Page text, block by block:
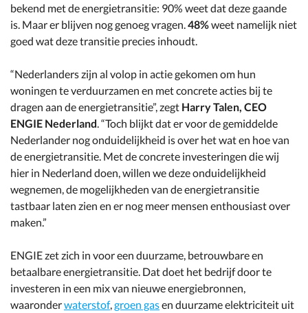
bekend met de energietransitie: 90% weet dat deze gaande
is. Maar er blijven nog genoeg vragen. 48%weet namelijk niet
goed wat deze transitie precies inhoudt.
“Nederlanders zijn al volop in actie gekomen om hun
woningen te verduurzamen en met concrete acties bij te
dragen aan de energietransitie”, zegt Harry Talen, CEO
ENGIE Nederland . “Toch blijkt dat er voor de gemiddelde
Nederlander nog onduidelijkheid is over het wat en hoe van
de energietransitie. Met de concrete investeringen die wij
hier in Nederland doen, willen we deze onduidelijkheid
wegnemen, de mogelijkheden van de energietransitie
tastbaar laten zien en er nog meer mensen enthousiast over
maken.”
ENGIE zet zich in voor een duurzame, betrouwbare en
betaalbare energietransitie. Dat doet het bedrijf door te
investeren in een mix van nieuwe energiebronnen,
waaronderwaterstof, groen gasen duurzame elektriciteit uit